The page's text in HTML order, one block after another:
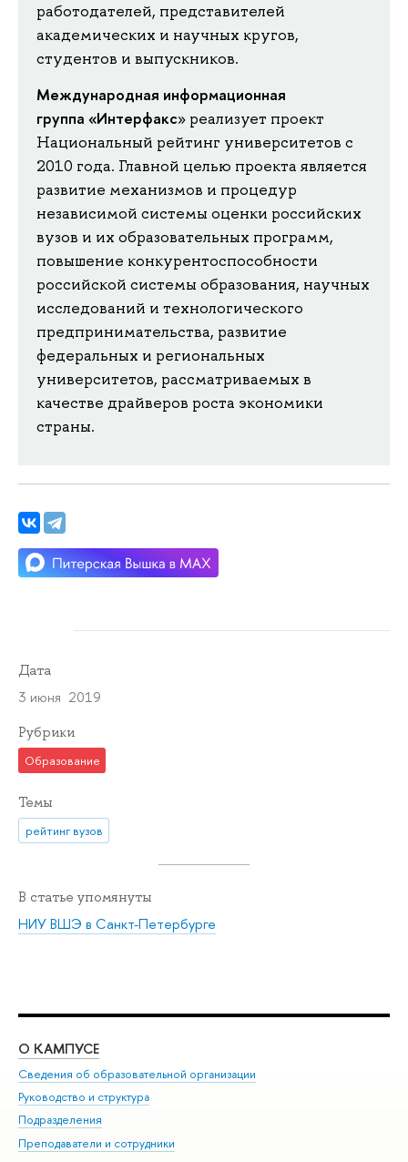
работодателей, представителей
академических и научных кругов,
студентов и выпускников.
Международная информационная
группа «Интерфакс» реализует проект
Национальный рейтинг университетов с
2010 года. Главной целью проекта является
развитие механизмов и процедур
независимой системы оценки российских
вузов и их образовательных программ,
повышение конкурентоспособности
российской системы образования, научных
исследований и технологического
предпринимательства, развитие
федеральных и региональных
университетов, рассматриваемых в
качестве драйверов роста экономики
страны.
Дата
3 июня 2019
Рубрики
Образование
Темы
рейтинг вузов
В статье упомянуты
НИУ ВШЭ в Санкт-Петербурге
О КАМПУСЕ
Сведения об образовательной организации
Руководство и структура
Подразделения
Преподаватели и сотрудники